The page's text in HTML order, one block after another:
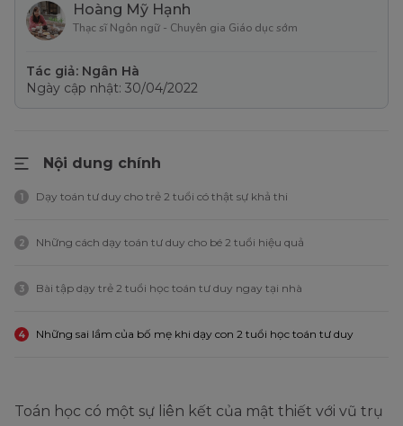
Hoàng Mỹ Hạnh
Thạc sĩ Ngôn ngữ - Chuyên gia Giáo dục sớm
Tác giả: Ngân Hà
Ngày cập nhật: 30/04/2022
Nội dung chính
1 Dạy toán tư duy cho trẻ 2 tuổi có thật sự khả thi
2 Những cách dạy toán tư duy cho bé 2 tuổi hiệu quả
3 Bài tập dạy trẻ 2 tuổi học toán tư duy ngay tại nhà
4 Những sai lầm của bố mẹ khi dạy con 2 tuổi học toán tư duy
Toán học có một sự liên kết của mật thiết với vũ trụ